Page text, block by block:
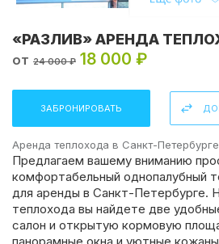
Поделиться:
«РАЗЛИВ» АРЕНДА
от 24 000 ₽ 18 000 ₽
ЗАБРОНИРОВАТЬ
Аренда теплохода в Санкт-
Предлагаем вашему вниманию
комфортабельный однопалубный
для аренды в Санкт-Петербурге.
теплохода вы найдете две
салон и открытую кормовую